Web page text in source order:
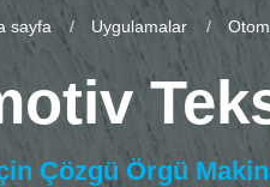
sayfa Uygulamalar
Çözgü Örgü